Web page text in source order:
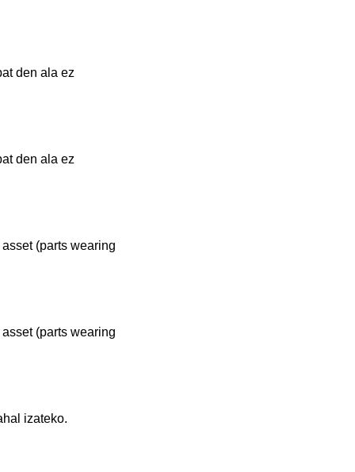
den ala ez
den ala ez
(parts wearing
(parts wearing
izateko.